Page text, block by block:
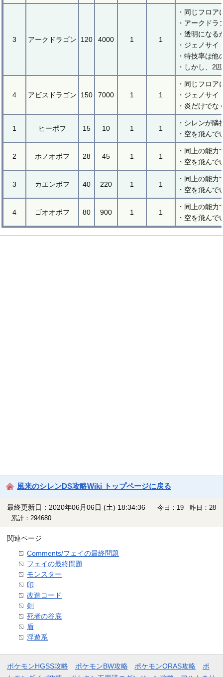
3 アークドラゴン 120 4000 1 1
・同じフロ
・アークド
・透明にな
・ジェノサ
・特技率は
・しかし、2
4 アビスドラゴン 150 7000 1 1
・同じフロ
・ジェノサ
・炎だけで
1 ヒーポフ 15 10 1 1
・シレンが
・空を飛んで
2 ホノオポフ 28 45 1 1
・同上の能
・空を飛んで
3 カエンポフ 40 220 1 1
・同上の能
・空を飛んで
4 ゴオオポフ 80 900 1 1
・同上の能
・空を飛んで
風来のシレンDS攻略Wiki トップページに戻る
最終更新日：2020年06月06日 (土) 18:34:36
今日：19 昨日：28
累計：294680
関連ページ
Comments/フェイの最終問題
フェイの最終問題
モンスター
印
改造コード
剣
死者の谷底
盾
浮遊系
ポケモンHGSS攻略 ポケモンBW攻略 ポケモンORAS攻略
ポ